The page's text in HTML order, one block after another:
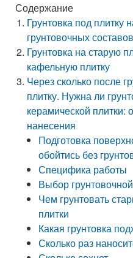
Содержание
Грунтовка под плитку
грунтовочных составов
Грунтовка на старую
кафельную плитку
Через сколько после
плитку. Нужна ли
керамической плитки:
нанесения
Подготовка
обойтись без
Специфика работы
Выбор
Чем грунтовать
плитки
Какая грунтовка
Сколько раз